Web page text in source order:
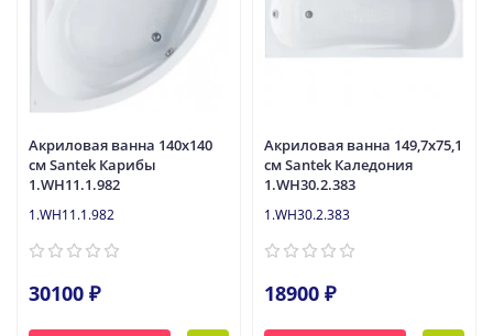
Акриловая ванна 140x140
см Santek Карибы
1.WH11.1.982
1.WH11.1.982
30100 ₽
Акриловая ванна 149,7x75,1
см Santek Каледония
1.WH30.2.383
1.WH30.2.383
18900 ₽